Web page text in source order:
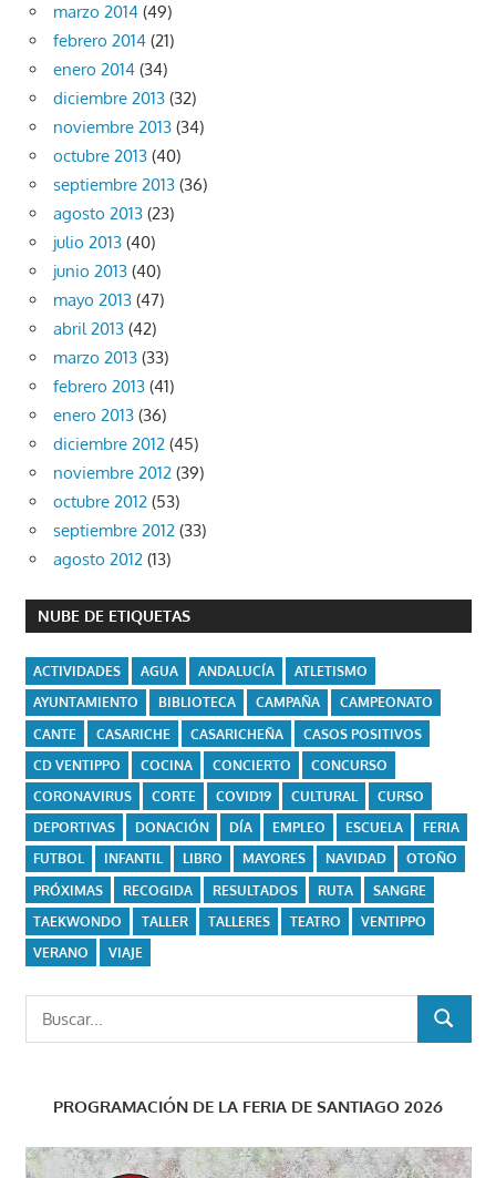
marzo 2014 (49)
febrero 2014 (21)
enero 2014 (34)
diciembre 2013 (32)
noviembre 2013 (34)
octubre 2013 (40)
septiembre 2013 (36)
agosto 2013 (23)
julio 2013 (40)
junio 2013 (40)
mayo 2013 (47)
abril 2013 (42)
marzo 2013 (33)
febrero 2013 (41)
enero 2013 (36)
diciembre 2012 (45)
noviembre 2012 (39)
octubre 2012 (53)
septiembre 2012 (33)
agosto 2012 (13)
NUBE DE ETIQUETAS
ACTIVIDADES AGUA ANDALUCÍA
ATLETISMO
AYUNTAMIENTO
BIBLIOTECA CAMPAÑA
CAMPEONATO
CANTE
CASARICHE CASARICHEÑA
CASOS POSITIVOS
CD VENTIPPO
COCINA CONCIERTO
CONCURSO
CORONAVIRUS
CORTE COVID19 CULTURAL
CURSO
DEPORTIVAS
DONACIÓN DÍA EMPLEO ESCUELA
FERIA
FUTBOL
INFANTIL LIBRO MAYORES NAVIDAD
OTOÑO
PRÓXIMAS
RECOGIDA RESULTADOS RUTA
SANGRE
TAEKWONDO
TALLER TALLERES TEATRO
VENTIPPO
VERANO
VIAJE
BUSCAR
PROGRAMACIÓN DE LA FERIA DE SANTIAGO 2026